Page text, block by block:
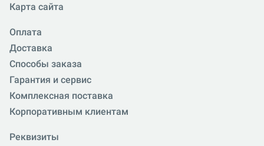
Карта сайта
Оплата
Доставка
Способы заказа
Гарантия и сервис
Комплексная поставка
Корпоративным клиентам
Реквизиты